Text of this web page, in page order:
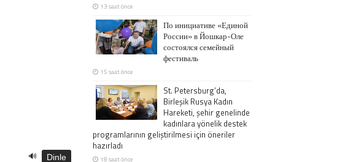
🔊 Dinle
13 saat önce
По инициативе «Единой
России» в Йошкар-Оле
состоялся семейный
фестиваль
15 saat önce
St. Petersburg’da,
Birleşik Rusya Kadın
Hareketi, şehir genelinde
kadınlara yönelik destek
programlarının geliştirilmesi için öneriler
hazırladı
18 saat önce